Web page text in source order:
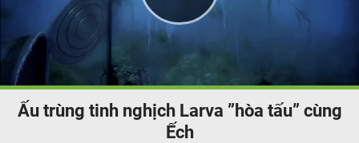
Play
Video
Ấu trùng tinh nghịch Larva ”hòa tấu” cùng
Ếch